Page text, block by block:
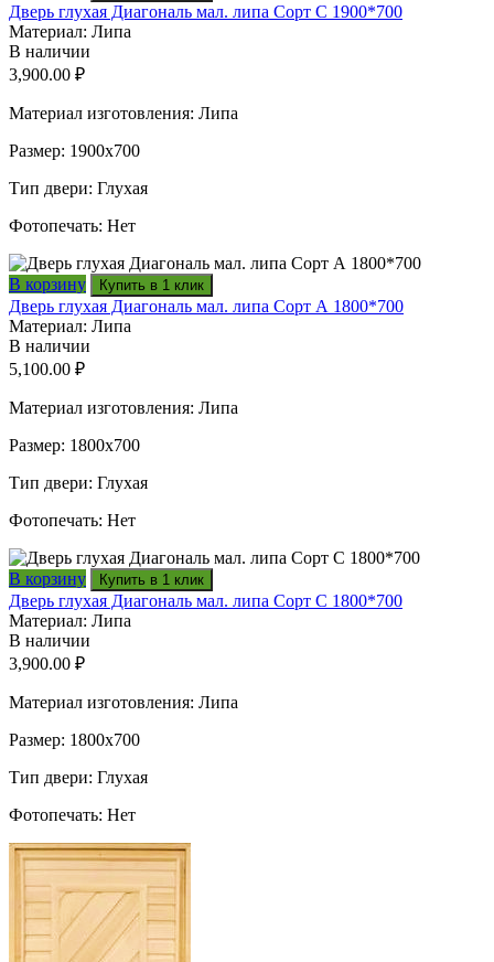
Дверь глухая Диагональ мал. липа Сорт С 1900*700
Материал: Липа
В наличии
3,900.00 ₽
Материал изготовления: Липа
Размер: 1900х700
Тип двери: Глухая
Фотопечать: Нет
В корзину Купить в 1 клик
Дверь глухая Диагональ мал. липа Сорт А 1800*700
Материал: Липа
В наличии
5,100.00 ₽
Материал изготовления: Липа
Размер: 1800х700
Тип двери: Глухая
Фотопечать: Нет
В корзину Купить в 1 клик
Дверь глухая Диагональ мал. липа Сорт С 1800*700
Материал: Липа
В наличии
3,900.00 ₽
Материал изготовления: Липа
Размер: 1800х700
Тип двери: Глухая
Фотопечать: Нет